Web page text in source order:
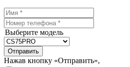
Выберите модель
Отправить
Нажав кнопку «Отправить»,